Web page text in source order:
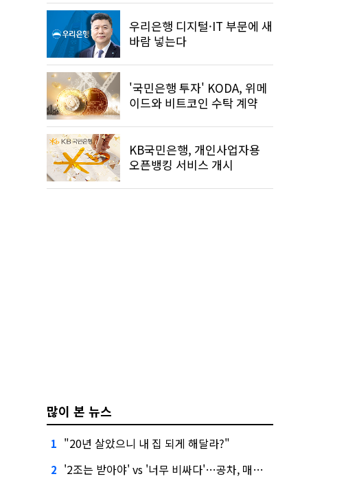
우리은행 디지털·IT 부문에 새
바람 넣는다
'국민은행 투자' KODA, 위메
이드와 비트코인 수탁 계약
KB국민은행, 개인사업자용
오픈뱅킹 서비스 개시
많이 본 뉴스
1 "20년 살았으니 내 집 되게 해달라?"
2 '2조는 받아야' vs '너무 비싸다'…공차, 매각 성공할까